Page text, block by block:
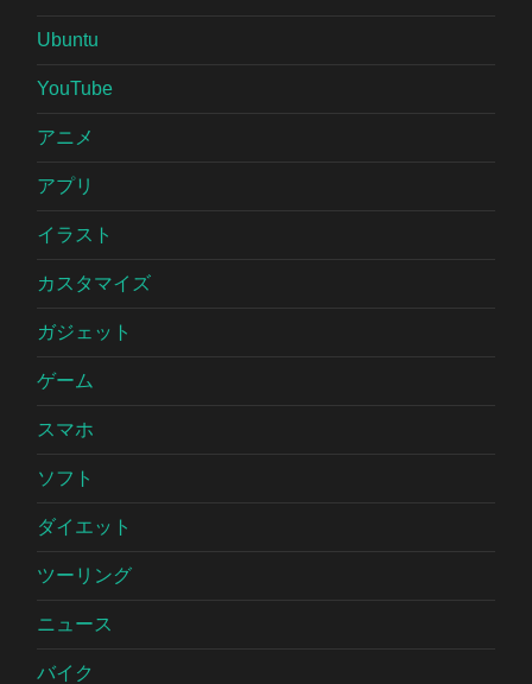
Ubuntu
YouTube
アニメ
アプリ
イラスト
カスタマイズ
ガジェット
ゲーム
スマホ
ソフト
ダイエット
ツーリング
ニュース
バイク